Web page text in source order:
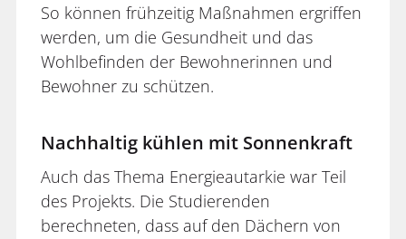
So können frühzeitig Maßnahmen ergriffen
werden, um die Gesundheit und das
Wohlbefinden der Bewohnerinnen und
Bewohner zu schützen.
Nachhaltig kühlen mit Sonnenkraft
Auch das Thema Energieautarkie war Teil
des Projekts. Die Studierenden
berechneten, dass auf den Dächern von